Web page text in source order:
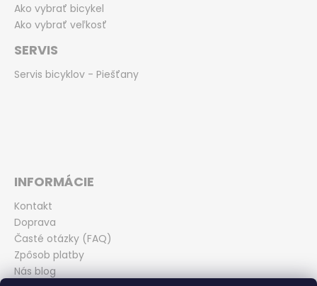
Ako vybrať bicykel
Ako vybrať veľkosť
SERVIS
Servis bicyklov - Piešťany
INFORMÁCIE
Kontakt
Doprava
Časté otázky (FAQ)
Zpôsob platby
Nás blog